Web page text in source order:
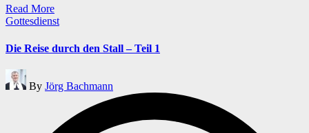
Read More
Posted
Gottesdienst
Die Reise durch den Stall – Teil 1
Posted
by
By Jörg Bachmann